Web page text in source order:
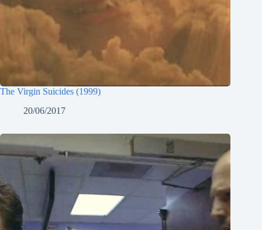
The Virgin Suicides (1999)
20/06/2017